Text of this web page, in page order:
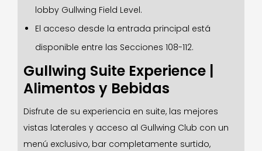
lobby Gullwing Field Level.
El acceso desde la entrada principal está
disponible entre las Secciones 108-112.
Gullwing Suite Experience |
Alimentos y Bebidas
Disfrute de su experiencia en suite, las mejores
vistas laterales y acceso al Gullwing Club con un
menú exclusivo, bar completamente surtido,